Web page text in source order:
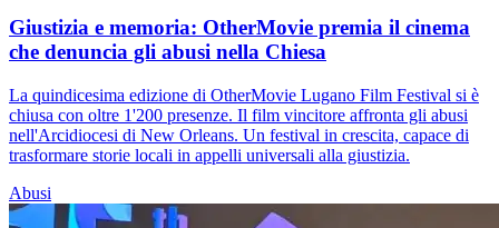
Giustizia e memoria: OtherMovie premia il cinema
che denuncia gli abusi nella Chiesa
La quindicesima edizione di OtherMovie Lugano Film Festival si è
chiusa con oltre 1'200 presenze. Il film vincitore affronta gli abusi
nell'Arcidiocesi di New Orleans. Un festival in crescita, capace di
trasformare storie locali in appelli universali alla giustizia.
Abusi